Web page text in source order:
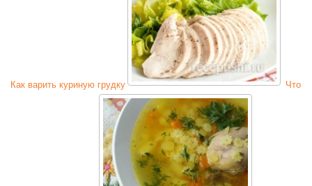
Как варить куриную грудку Что